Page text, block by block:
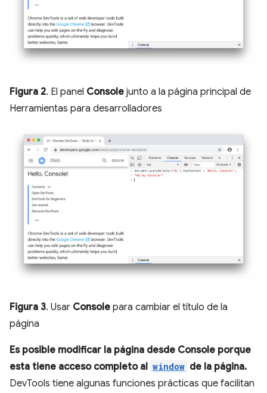
Figura 2. El panel Console junto a la página principal de
Herramientas para desarrolladores
Figura 3. Usar Console para cambiar el título de la
página
Es posible modificar la página desde Console porque
esta tiene acceso completo al window de la página.
DevTools tiene algunas funciones prácticas que facilitan